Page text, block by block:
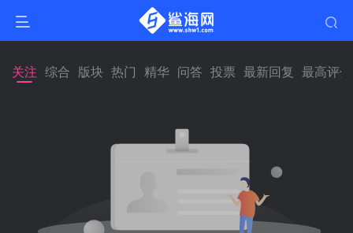
关注 综合 版块 热门 精华 问答 投票 最新回复 最高评分